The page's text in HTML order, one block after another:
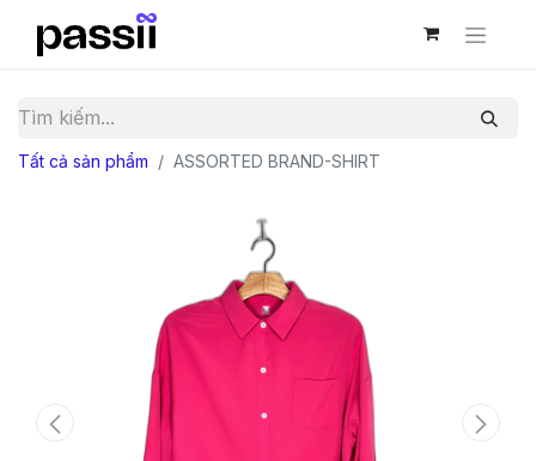
Tất cả sản phẩm ASSORTED BRAND-SHIRT